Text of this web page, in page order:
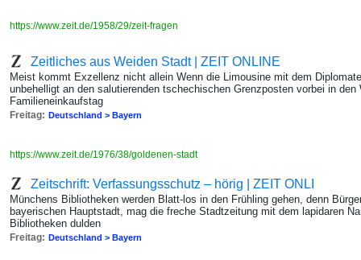
https://www.zeit.de/1958/29/zeit-fragen
Zeitliches aus Weiden Stadt | ZEIT ONLINE
Meist kommt Exzellenz nicht allein Wenn die Limousine mit dem
unbehelligt an den salutierenden tschechischen Grenzposten vorbei in
Familieneinkaufstag
Freitag: Deutschland > Bayern
https://www.zeit.de/1976/38/goldenen-stadt
Zeitschrift: Verfassungsschutz – hörig | ZEIT ONLI
Münchens Bibliotheken werden Blatt-los in den Frühling gehen, denn
bayerischen Hauptstadt, mag die freche Stadtzeitung mit dem lapidaren
Bibliotheken dulden
Freitag: Deutschland > Bayern